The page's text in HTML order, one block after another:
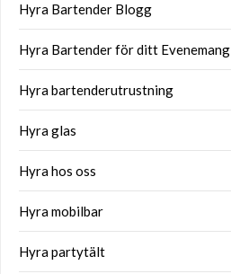
Hyra Bartender Blogg
Hyra Bartender för ditt Evenemang
Hyra bartenderutrustning
Hyra glas
Hyra hos oss
Hyra mobilbar
Hyra partytält